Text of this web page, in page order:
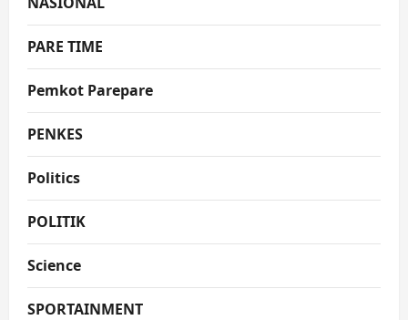
PARE TIME
Pemkot Parepare
PENKES
Politics
POLITIK
Science
SPORTAINMENT